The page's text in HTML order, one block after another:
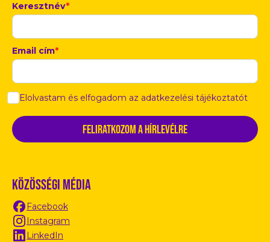
Keresztnév*
Email cím*
Elolvastam és elfogadom az adatkezelési tájékoztatót
Közösségi média
Facebook
Instagram
LinkedIn